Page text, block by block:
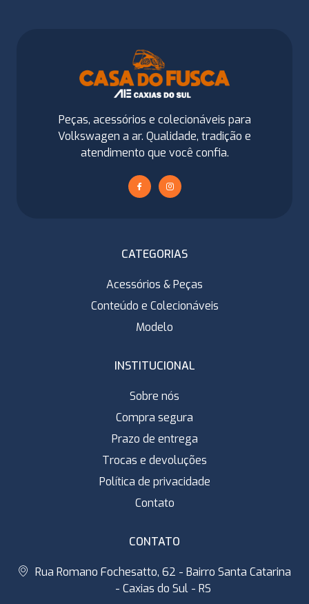
Peças, acessórios e colecionáveis para
Volkswagen a ar. Qualidade, tradição e
atendimento que você confia.
CATEGORIAS
Acessórios & Peças
Conteúdo e Colecionáveis
Modelo
INSTITUCIONAL
Sobre nós
Compra segura
Prazo de entrega
Trocas e devoluções
Política de privacidade
Contato
CONTATO
Rua Romano Fochesatto, 62 - Bairro Santa Catarina
- Caxias do Sul - RS